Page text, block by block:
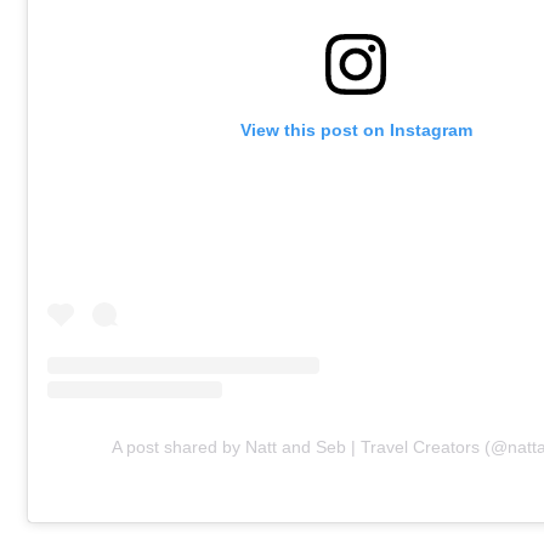
View this post on Instagram
A post shared by Natt and Seb | Travel Creators